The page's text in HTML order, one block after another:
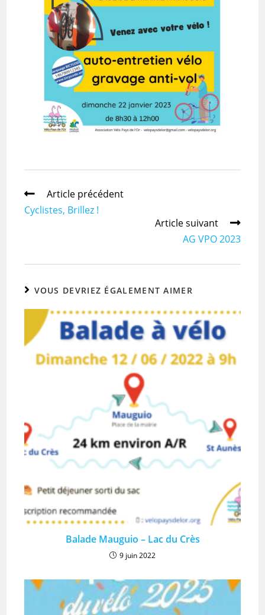
Article précédent
Cyclistes, Brillez !
Article suivant
AG VPO 2023
VOUS DEVRIEZ ÉGALEMENT AIMER
Balade Mauguio – Lac du Crès
9 juin 2022